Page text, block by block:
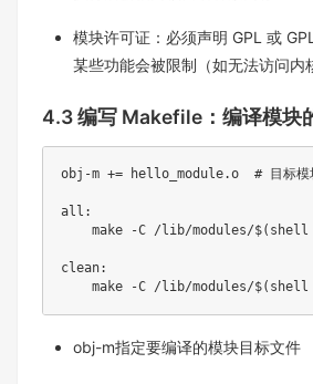
模块许可证：必须声明 GPL 或
某些功能会被限制（如无法访问内
4.3 编写 Makefile：编译模块
obj-m += hello_module.o  # 目标模
all:
make -C /lib/modules/
clean:
make -C /lib/modules/
obj-m指定要编译的模块目标文件​